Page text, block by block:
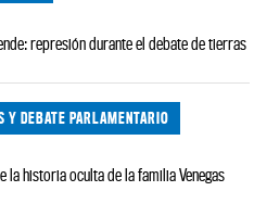
represión durante el debate de tierras
Y DEBATE PARLAMENTARIO
la historia oculta de la familia Venegas